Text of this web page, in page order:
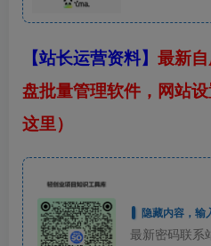
【站长运营资料】 最新
盘批量管理软件，网站
这里）
隐藏内容，输
最新密码联系